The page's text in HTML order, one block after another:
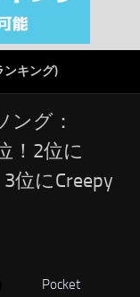
ンキング)
ング：
！2位に
位にCreepy
Pocket